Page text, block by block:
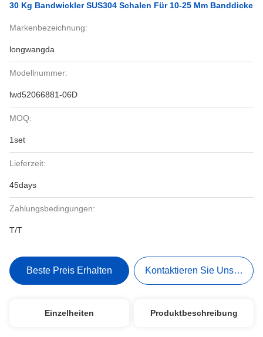
30 Kg Bandwickler SUS304 Schalen Für 10-25 Mm Banddicke
Markenbezeichnung:
longwangda
Modellnummer:
lwd52066881-06D
MOQ:
1set
Lieferzeit:
45days
Zahlungsbedingungen:
T/T
Beste Preis Erhalten Kontaktieren Sie Uns Jetzt
Einzelheiten Produktbeschreibung